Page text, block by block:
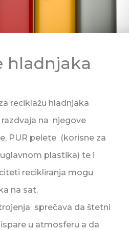
hladnjaka
reciklažu hladnjaka
na njegove
PUR pelete (korisne za
plastika) te i
recikliranja mogu
na sat.
sprečava da štetni
u atmosferu a da